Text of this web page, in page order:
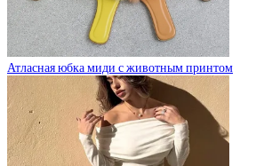
Атласная юбка миди с животным принтом